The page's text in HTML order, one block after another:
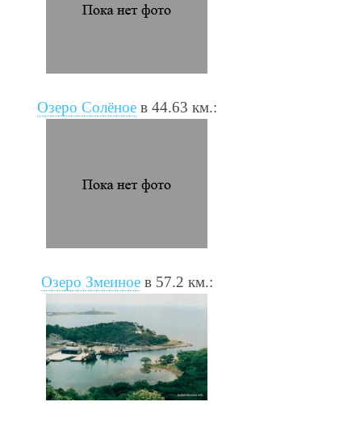
Озеро Солёноев 44.63 км.:
Озеро Змеиноев 57.2 км.: